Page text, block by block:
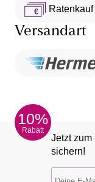
Ratenkauf
Versandart
10%
Rabatt
Jetzt
sichern!